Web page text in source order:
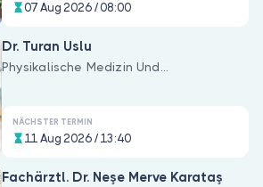
07 Aug 2026 / 08:00
Dr. Turan Uslu
Physikalische Medizin Und
Rehabilitation
NÄCHSTER TERMIN
11 Aug 2026 / 13:40
Fachärztl. Dr. Neşe Merve Karataş